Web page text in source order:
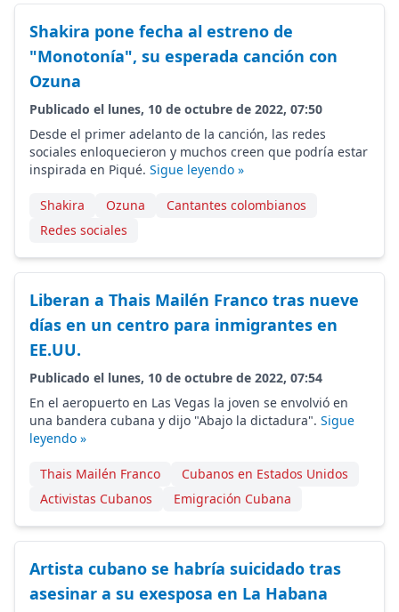
Shakira pone fecha al estreno de
"Monotonía", su esperada canción con
Ozuna
Publicado el lunes, 10 de octubre de 2022, 07:50
Desde el primer adelanto de la canción, las redes
sociales enloquecieron y muchos creen que podría estar
inspirada en Piqué. Sigue leyendo »
Shakira Ozuna
Cantantes colombianos
Redes sociales
Liberan a Thais Mailén Franco tras nueve
días en un centro para inmigrantes en
EE.UU.
Publicado el lunes, 10 de octubre de 2022, 07:54
En el aeropuerto en Las Vegas la joven se envolvió en
una bandera cubana y dijo "Abajo la dictadura". Sigue
leyendo »
Thais Mailén Franco
Cubanos en Estados Unidos
Activistas Cubanos
Emigración Cubana
Artista cubano se habría suicidado tras
asesinar a su exesposa en La Habana